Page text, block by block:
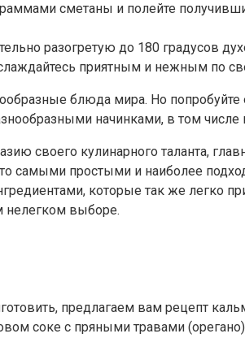
сметаны и полейте
разогретую до 180 градусов
приятным и нежным по
блюда мира. Но
начинками, в том числе
своего кулинарного таланта,
самыми простыми и наиболее
которые так же легко
нелегком выборе.
предлагаем вам рецепт
соке с пряными травами